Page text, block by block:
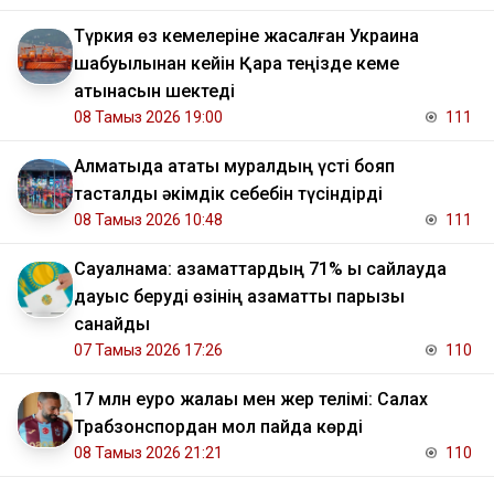
Түркия өз кемелеріне жасалған Украина
шабуылынан кейін Қара теңізде кеме
қатынасын шектеді
08 Тамыз 2026 19:00 111
Алматыда атақты муралдың үсті бояп
тасталды әкімдік себебін түсіндірді
08 Тамыз 2026 10:48 111
Сауалнама: азаматтардың 71% ы сайлауда
дауыс беруді өзінің азаматтық парызы
санайды
07 Тамыз 2026 17:26 110
17 млн еуро жалақы мен жер телімі: Салах
Трабзонспордан мол пайда көрді
08 Тамыз 2026 21:21 110